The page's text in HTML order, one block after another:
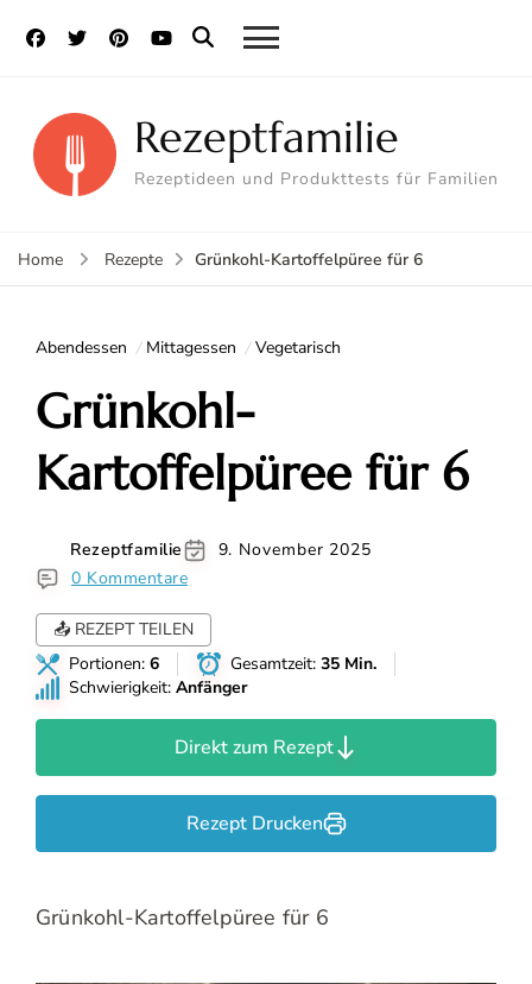
Rezeptfamilie
Rezeptideen und Produkttests für Familien
Home Rezepte Grünkohl-Kartoffelpüree für 6
Abendessen Mittagessen Vegetarisch
Grünkohl-
Kartoffelpüree für 6
Rezeptfamilie
9. November 2025
0 Kommentare
📤 REZEPT TEILEN
Portionen: 6 Gesamtzeit: 35 Min.
Schwierigkeit: Anfänger
Direkt zum Rezept
Rezept Drucken
Grünkohl-Kartoffelpüree für 6